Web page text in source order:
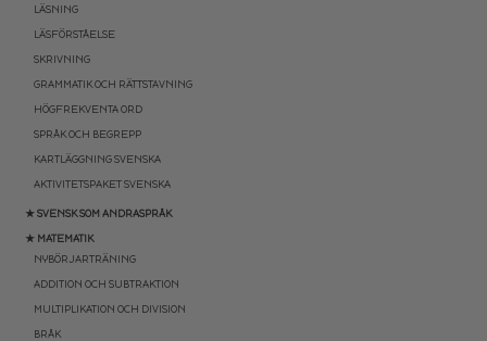
LÄSNING
LÄSFÖRSTÅELSE
SKRIVNING
GRAMMATIK OCH RÄTTSTAVNING
HÖGFREKVENTA ORD
SPRÅK OCH BEGREPP
KARTLÄGGNING SVENSKA
AKTIVITETSPAKET SVENSKA
★ SVENSK SOM ANDRASPRÅK
★ MATEMATIK
NYBÖRJARTRÄNING
ADDITION OCH SUBTRAKTION
MULTIPLIKATION OCH DIVISION
BRÅK